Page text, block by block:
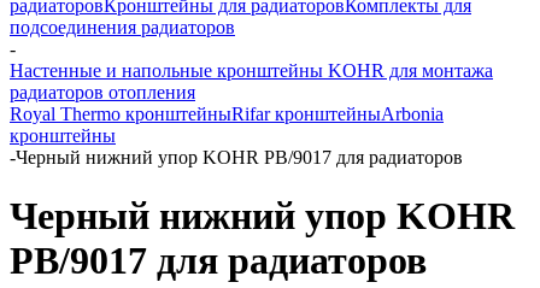
радиаторовКронштейны для радиаторовКомплекты для
подсоединения радиаторов
-
Настенные и напольные кронштейны KOHR для монтажа
радиаторов отопления
Royal Thermo кронштейныRifar кронштейныArbonia
кронштейны
-Черный нижний упор KOHR PB/9017 для радиаторов
Черный нижний упор KOHR
PB/9017 для радиаторов